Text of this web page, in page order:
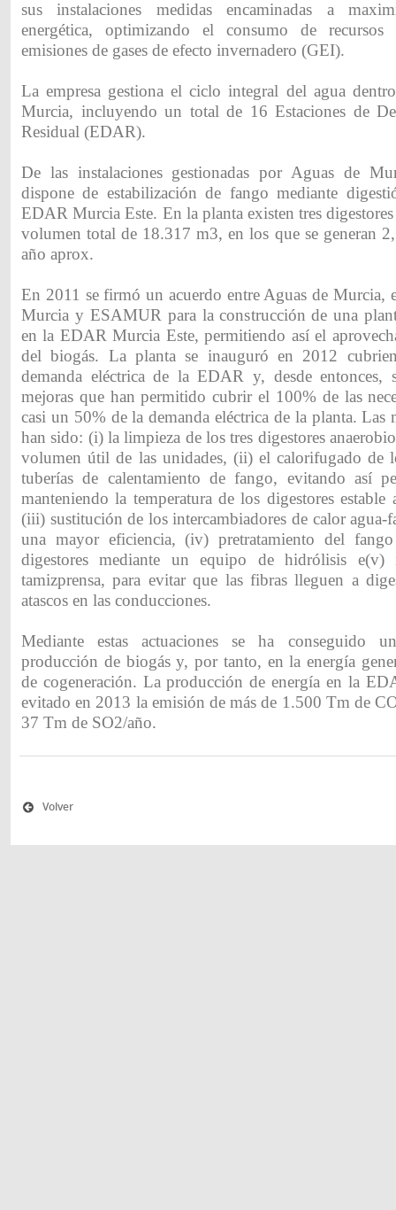
sus instalaciones medidas encaminadas a
energética, optimizando el consumo de
emisiones de gases de efecto invernadero (GEI).
La empresa gestiona el ciclo integral del agua
Murcia, incluyendo un total de 16 Estaciones de
Residual (EDAR).
De las instalaciones gestionadas por Aguas de
dispone de estabilización de fango mediante
EDAR Murcia Este. En la planta existen tres
volumen total de 18.317 m3, en los que se generan
año aprox.
En 2011 se firmó un acuerdo entre Aguas de Murcia,
Murcia y ESAMUR para la construcción de una
en la EDAR Murcia Este, permitiendo así el
del biogás. La planta se inauguró en 2012
demanda eléctrica de la EDAR y, desde entonces,
mejoras que han permitido cubrir el 100% de las
casi un 50% de la demanda eléctrica de la planta. Las
han sido: (i) la limpieza de los tres digestores
volumen útil de las unidades, (ii) el calorifugado de
tuberías de calentamiento de fango, evitando así
manteniendo la temperatura de los digestores
(iii) sustitución de los intercambiadores de calor agua-
una mayor eficiencia, (iv) pretratamiento del
digestores mediante un equipo de hidrólisis e(v)
tamizprensa, para evitar que las fibras lleguen a
atascos en las conducciones.
Mediante estas actuaciones se ha conseguido
producción de biogás y, por tanto, en la energía
de cogeneración. La producción de energía en la
evitado en 2013 la emisión de más de 1.500 Tm de
37 Tm de SO2/año.
Volver